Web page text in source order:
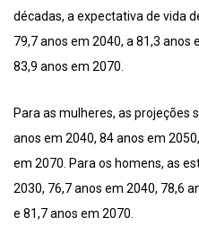
décadas, a expectativa de vida
79,7 anos em 2040, a 81,3 anos
83,9 anos em 2070.
Para as mulheres, as projeções
anos em 2040, 84 anos em
em 2070. Para os homens, as
2030, 76,7 anos em 2040, 78,6
e 81,7 anos em 2070.